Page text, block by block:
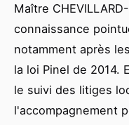
Maître
connaissance
notamment après
la loi Pinel de 2014.
le suivi des litiges
l'accompagnement